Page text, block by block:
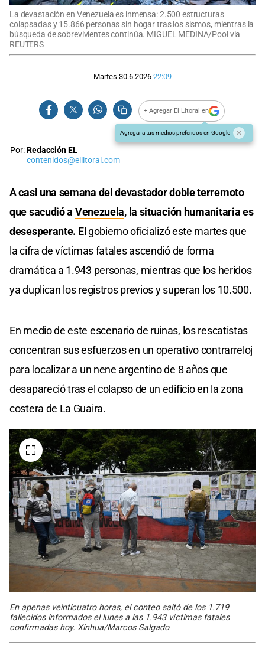
La devastación en Venezuela es inmensa: 2.500 estructuras
colapsadas y 15.866 personas sin hogar tras los sismos, mientras la
búsqueda de sobrevivientes continúa. MIGUEL MEDINA/Pool via
REUTERS
Martes 30.6.2026 22:09
+ Agregar El Litoral en
Agregar a tus medios preferidos en Google
Por:Redacción EL
contenidos@ellitoral.com
A casi una semana del devastador doble terremoto
que sacudió a Venezuela, la situación humanitaria es
desesperante. El gobierno oficializó este martes que
la cifra de víctimas fatales ascendió de forma
dramática a 1.943 personas, mientras que los heridos
ya duplican los registros previos y superan los 10.500.
En medio de este escenario de ruinas, los rescatistas
concentran sus esfuerzos en un operativo contrarreloj
para localizar a un nene argentino de 8 años que
desapareció tras el colapso de un edificio en la zona
costera de La Guaira.
En apenas veinticuatro horas, el conteo saltó de los 1.719
fallecidos informados el lunes a las 1.943 víctimas fatales
confirmadas hoy. Xinhua/Marcos Salgado